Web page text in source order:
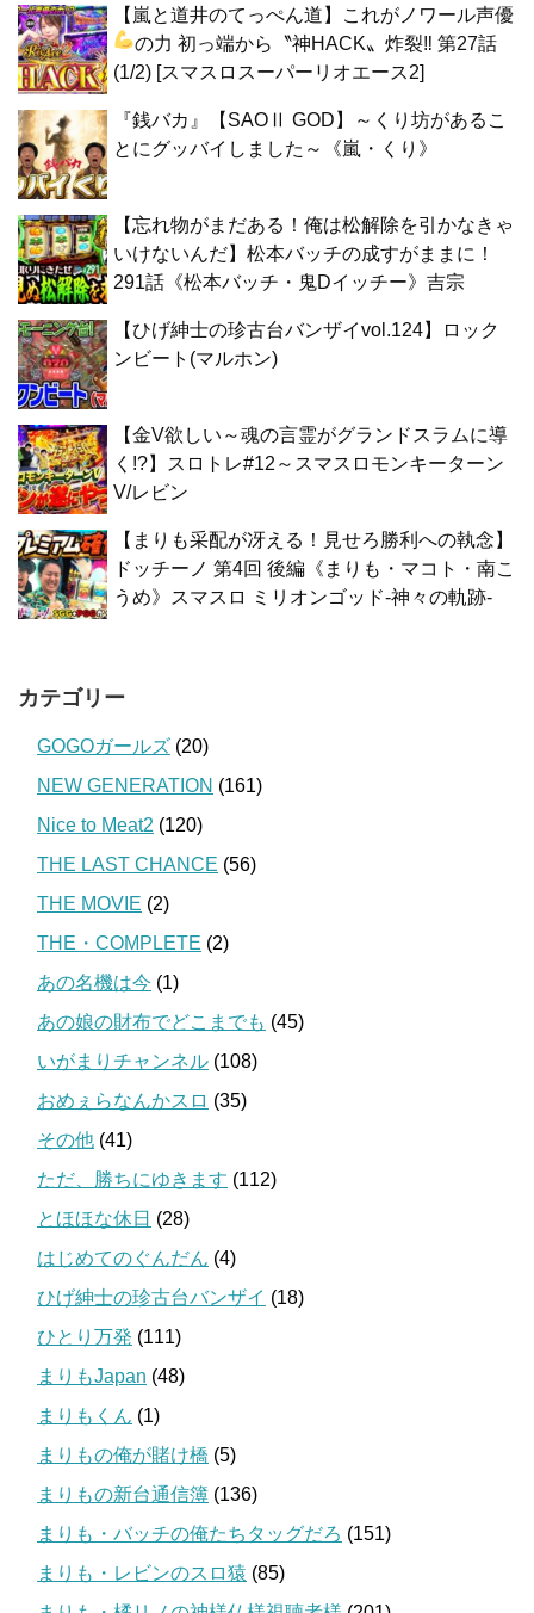
【嵐と道井のてっぺん道】これがノワール声優
の力 初っ端から〝神HACK〟炸裂‼ 第27話
(1/2) [スマスロスーパーリオエース2]
『銭バカ』【SAOⅡ GOD】～くり坊があるこ
とにグッバイしました～《嵐・くり》
【忘れ物がまだある！俺は松解除を引かなきゃ
いけないんだ】松本バッチの成すがままに！
291話《松本バッチ・鬼Dイッチー》吉宗
【ひげ紳士の珍古台バンザイvol.124】ロック
ンビート(マルホン)
【金V欲しい～魂の言霊がグランドスラムに導
く!?】スロトレ#12～スマスロモンキーターン
V/レビン
【まりも采配が冴える！見せろ勝利への執念】
ドッチーノ 第4回 後編《まりも・マコト・南こ
うめ》スマスロ ミリオンゴッド-神々の軌跡-
カテゴリー
GOGOガールズ (20)
NEW GENERATION (161)
Nice to Meat2 (120)
THE LAST CHANCE (56)
THE MOVIE (2)
THE・COMPLETE (2)
あの名機は今 (1)
あの娘の財布でどこまでも (45)
いがまりチャンネル (108)
おめぇらなんかスロ (35)
その他 (41)
ただ、勝ちにゆきます (112)
とほほな休日 (28)
はじめてのぐんだん (4)
ひげ紳士の珍古台バンザイ (18)
ひとり万発 (111)
まりもJapan (48)
まりもくん (1)
まりもの俺が賭け橋 (5)
まりもの新台通信簿 (136)
まりも・バッチの俺たちタッグだろ (151)
まりも・レビンのスロ猿 (85)